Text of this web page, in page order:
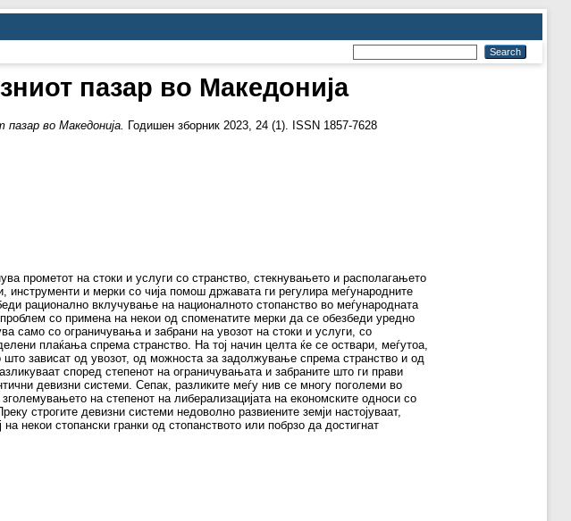
пазар во Македонија
во Македонија.
Годишен зборник 2023, 24 (1). ISSN 1857-7628
прометот на стоки и услуги со странство, стекнувањето и располагањето
и мерки со чија помош државата ги регулира меѓународните
рационално вклучување на националното стопанство во меѓународната
со примена на некои од споменатите мерки да се обезбеди уредно
само со ограничувања и забрани на увозот на стоки и услуги, со
плаќања спрема странство. На тој начин целта ќе се оствари, меѓутоа,
што зависат од увозот, од можноста за задолжување спрема странство и од
според степенот на ограничувањата и забраните што ги прави
девизни системи. Сепак, разликите меѓу нив се многу поголеми во
на степенот на либерализацијата на економските односи со
строгите девизни системи недоволно развиените земји настојуваат,
некои стопански гранки од стопанството или побрзо да достигнат